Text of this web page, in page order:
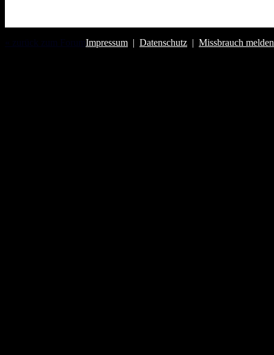
« zurück zum ForumImpressum | Datenschutz | Missbrauch melden